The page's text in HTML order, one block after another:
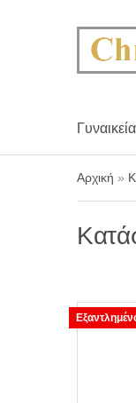
Γυναικεία
Αρχική »